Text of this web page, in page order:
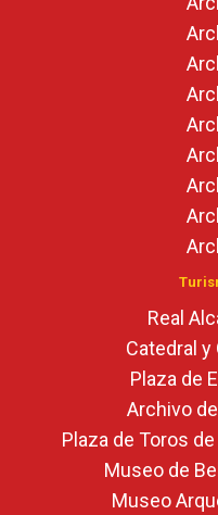
Real
Catedral y
Plaza de
Archivo
Plaza de Toros
Museo de
Museo